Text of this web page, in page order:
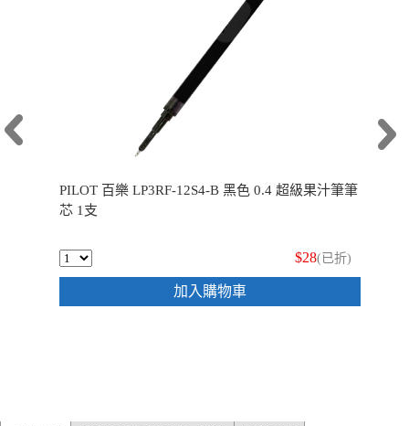
PILOT 百樂 LP3RF-12S4-B 黑色 0.4 超級果汁筆筆
芯 1支
$28(已折)
加入購物車